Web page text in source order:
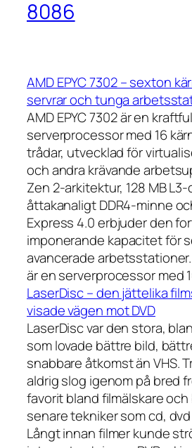
8086
AMD EPYC 7302 – sexton
servrar och tunga
AMD EPYC 7302 är en
serverprocessor med 16
trådar, utvecklad för
och andra krävande
Zen 2-arkitektur, 128 MB
åttakanaligt DDR4-minne
Express 4.0 erbjuder den
imponerande kapacitet för
avancerade arbetsstationer.
är en serverprocessor med
LaserDisc – den jättelika
visade vägen mot DVD
LaserDisc var den stora,
som lovade bättre bild,
snabbare åtkomst än VHS.
aldrig slog igenom på bred
favorit bland filmälskare
senare tekniker som cd,
Långt innan filmer kunde